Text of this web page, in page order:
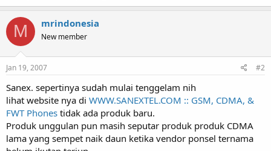
M mrindonesia
New member
Jan 19, 2007 #2
Sanex. sepertinya sudah mulai tenggelam nih
lihat website nya di WWW.SANEXTEL.COM :: GSM, CDMA, &
FWT Phones tidak ada produk baru.
Produk unggulan pun masih seputar produk produk CDMA
lama yang sempet naik daun ketika vendor ponsel ternama